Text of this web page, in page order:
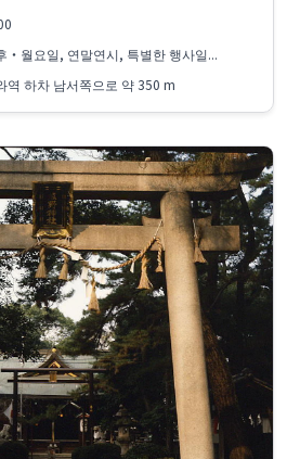
・월요일, 연말연시, 특별한 행사일...
역 하차 남서쪽으로 약 350 m